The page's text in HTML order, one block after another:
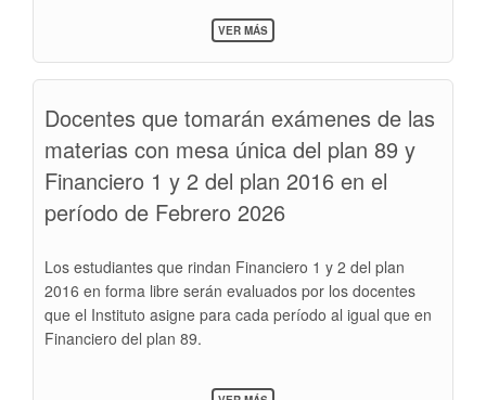
VER MÁSSOBRE
POSGRADO
SIMULADOR
Docentes que tomarán exámenes de las
materias con mesa única del plan 89 y
Financiero 1 y 2 del plan 2016 en el
período de Febrero 2026
Los estudiantes que rindan Financiero 1 y 2 del plan
2016 en forma libre serán evaluados por los docentes
que el Instituto asigne para cada período al igual que en
Financiero del plan 89.
SOBRE